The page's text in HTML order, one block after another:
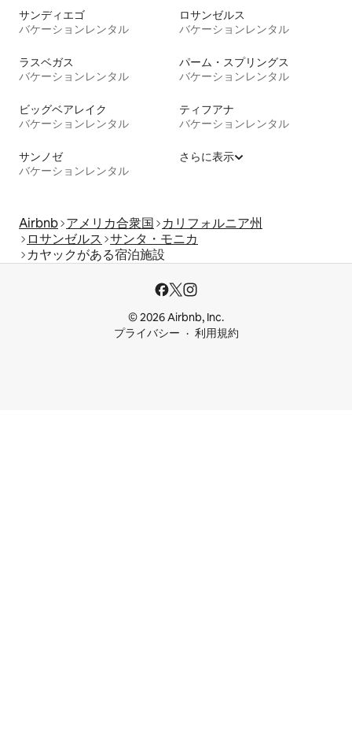
サンディエゴ
バケーションレンタル
ロサンゼルス
バケーションレンタル
ラスベガス
バケーションレンタル
パーム・スプリングス
バケーションレンタル
ビッグベアレイク
バケーションレンタル
ティフアナ
バケーションレンタル
サンノゼ
バケーションレンタル
さらに表示
Airbnb アメリカ合衆国
カリフォルニア州
ロサンゼルス サンタ・モニカ
カヤックがある宿泊施設
© 2026 Airbnb, Inc.
プライバシー
利用規約